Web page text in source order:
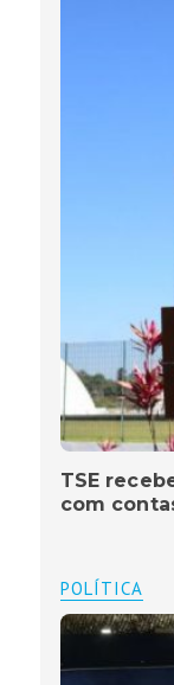
TSE
com
POLÍTICA